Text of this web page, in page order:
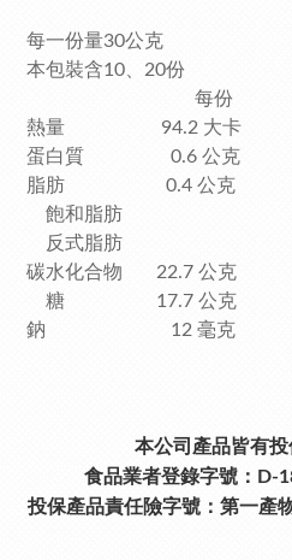
每一份量30公克
本包裝含10、20份
每份 每
熱量 94.2 大卡
蛋白質 0.6 公克
脂肪 0.4 公克
飽和脂肪
反式脂肪
碳水化合物 22.7 公克
糖 17.7 公克
鈉 12 毫克
本公司產品皆有
食品業者登錄字號：D-
投保產品責任險字號： 第一產